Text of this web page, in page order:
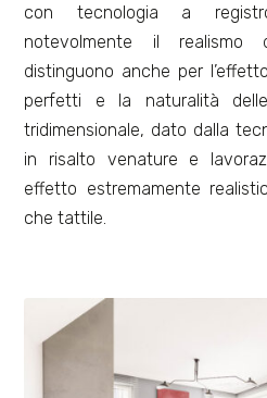
con tecnologia a
notevolmente il
distinguono anche per
perfetti e la naturalità
tridimensionale, dato dalla
in risalto venature e
effetto estremamente
che tattile.